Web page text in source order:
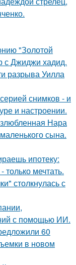
"Золотой
с Джиджи хадид.
разрыва Уилла
снимков - и
и настроении.
Нара
сына.
ипотеку:
только мечтать.
столкнулась с
с помощью ИИ.
60
в новом